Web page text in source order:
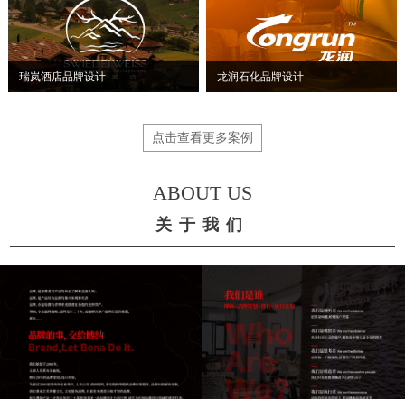
瑞岚酒店品牌设计 龙润石化品牌设计
点击查看更多案例
ABOUT US
关于我们